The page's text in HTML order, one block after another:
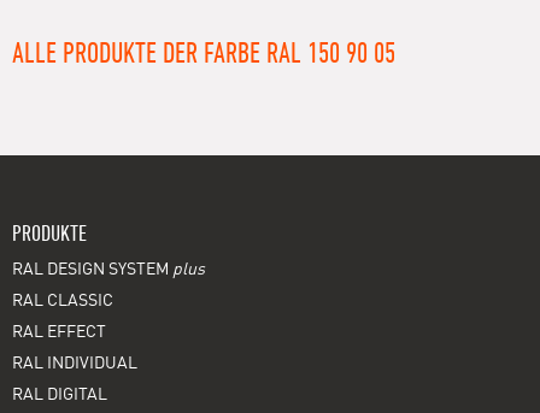
ALLE PRODUKTE DER FARBE RAL 150 90 05
PRODUKTE
RAL DESIGN SYSTEM plus
RAL CLASSIC
RAL EFFECT
RAL INDIVIDUAL
RAL DIGITAL